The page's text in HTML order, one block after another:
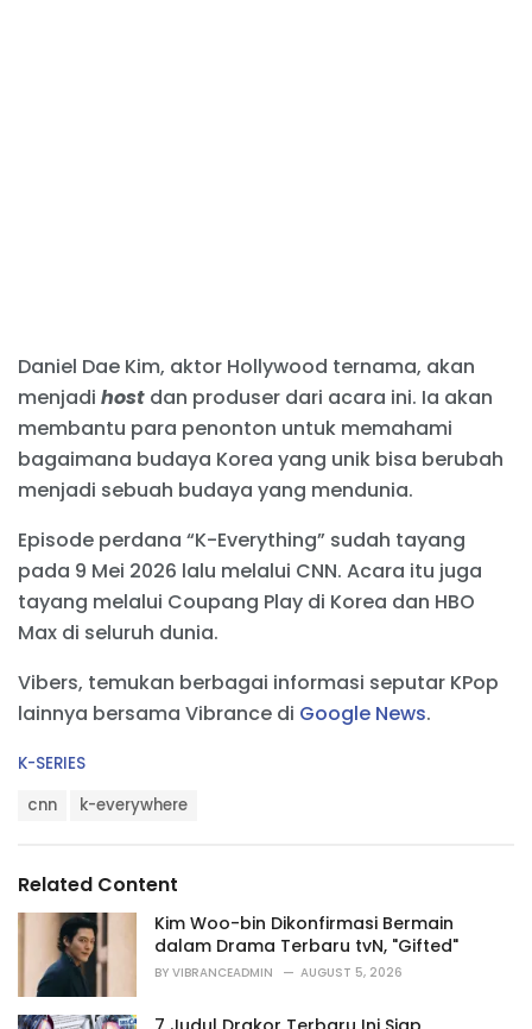
Daniel Dae Kim, aktor Hollywood ternama, akan
menjadi host dan produser dari acara ini. Ia akan
membantu para penonton untuk memahami
bagaimana budaya Korea yang unik bisa berubah
menjadi sebuah budaya yang mendunia.
Episode perdana “K-Everything” sudah tayang
pada 9 Mei 2026 lalu melalui CNN. Acara itu juga
tayang melalui Coupang Play di Korea dan HBO
Max di seluruh dunia.
Vibers, temukan berbagai informasi seputar KPop
lainnya bersama Vibrance di Google News.
C
r
i
K-SERIES
:
cnn k-everywhere
Related Content
Kim Woo-bin Dikonfirmasi Bermain
dalam Drama Terbaru tvN, "Gifted"
BY VIBRANCEADMIN AUGUST 5, 2026